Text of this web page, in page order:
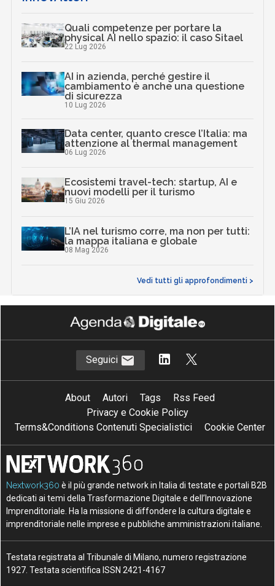
Quali competenze per portare la
physical AI nello spazio: il caso Sitael
22 Lug 2026
AI in azienda, perché gestire il
cambiamento è anche una questione
di sicurezza
10 Lug 2026
Data center, quanto cresce l’Italia: ma
attenzione al thermal management
06 Lug 2026
Ecosistemi travel-tech: startup, AI e
nuovi modelli per il turismo
15 Giu 2026
L’IA nel turismo corre, ma non per tutti:
la mappa italiana e globale
08 Mag 2026
Vedi tutti gli approfondimenti >
Seguici
About Autori Tags
Rss Feed
Privacy e Cookie Policy
Terms&Conditions Contenuti Specialistici
Cookie Center
Nextwork360 è il più grande network in Italia di testate e portali B2B
dedicati ai temi della Trasformazione Digitale e dell’Innovazione
Imprenditoriale. Ha la missione di diffondere la cultura digitale e
imprenditoriale nelle imprese e pubbliche amministrazioni italiane.
Testata registrata al Tribunale di Milano, numero registrazione
1927. Testata scientifica ISSN 2421-4167